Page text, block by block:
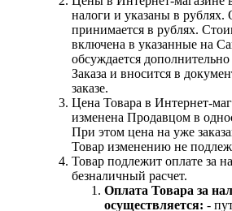
налоги и указаны в рублях.
принимается в рублях.
включена в указанные на
обсуждается
Заказа и вносится в
заказе.
Цена Товара в Интернет-
изменена Продавцом в
При этом цена на уже
Товар изменению не
Товар подлежит оплате за
безналичный расчет.
Оплата Товара за
осуществляется: -